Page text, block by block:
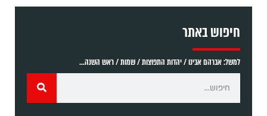
חיפוש באתר
למשל: אברהם אבינו / יהדות התפוצות / שמות / ראש השנה...